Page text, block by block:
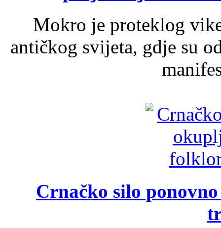
Mokro je proteklog
antičkog svijeta, gdje su
Crnačko silo